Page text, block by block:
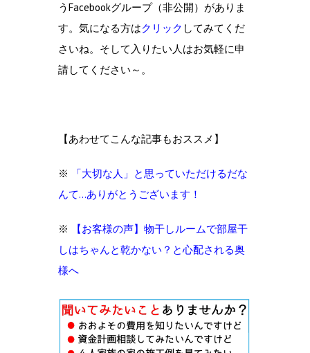
うFacebookグループ（非公開）がありま
す。気になる方はクリック してみてくだ
さいね。そして入りたい人はお気軽に申
請してください～。
【あわせてこんな記事もおススメ】
※
「大切な人」と思っていただけるだな
んて…ありがとうございます！
※
【お客様の声】物干しルームで部屋干
しはちゃんと乾かない？と心配される奥
様へ